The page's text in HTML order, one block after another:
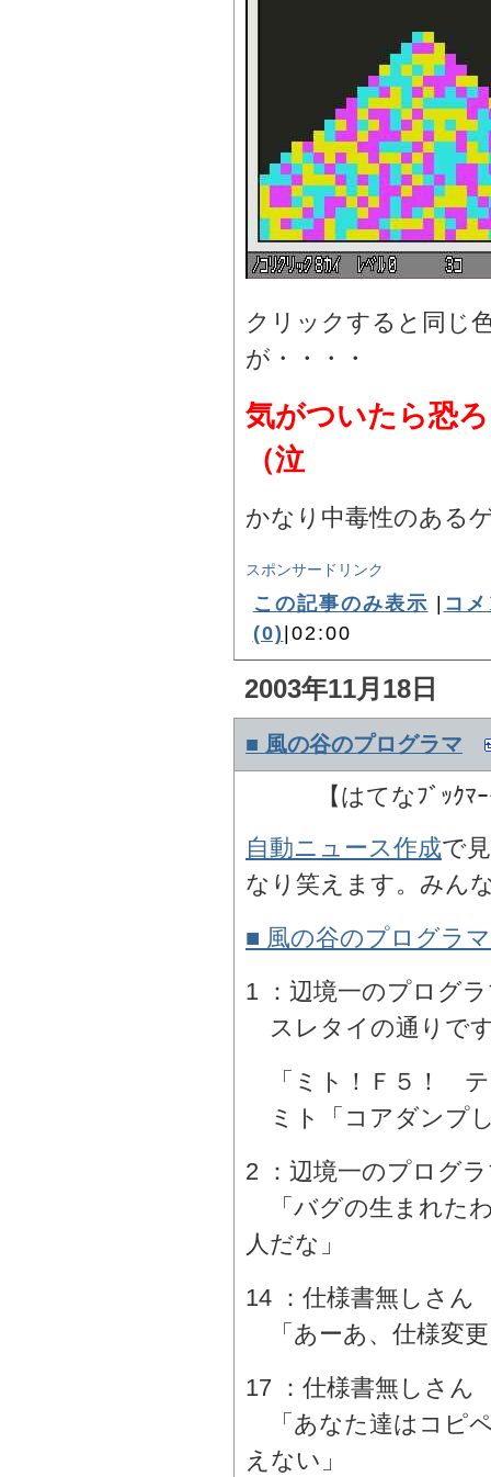
クリックすると同じ
が・・・・
気がついたら恐
（泣
かなり中毒性のある
スポンサードリンク
この記事のみ表示 | コ
(0)|02:00
2003年11月18日
■ 風の谷のプログラマ
【はてなﾌﾞｯｸﾏ
自動ニュース作成で
なり笑えます。みん
■ 風の谷のプログラ
1 ：辺境一のプログ
スレタイの通りで
「ミト！Ｆ５！ テ
ミト「コアダンプ
2 ：辺境一のプログ
「バグの生まれた
人だな」
14 ：仕様書無しさん
「あーあ、仕様変
17 ：仕様書無しさん
「あなた達はコピ
えない」